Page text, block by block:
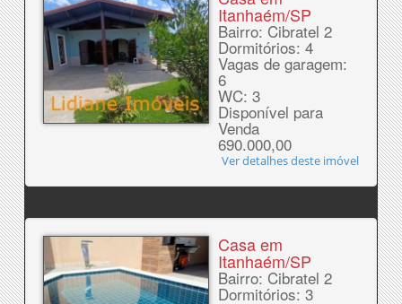
Itanhaém/SP
Bairro: Cibratel 2
Dormitórios: 4
Vagas de garagem:
6
WC: 3
Disponível para
Venda
690.000,00
Ver detalhes deste imóvel
Casa em
Itanhaém/SP
Bairro: Cibratel 2
Dormitórios: 3